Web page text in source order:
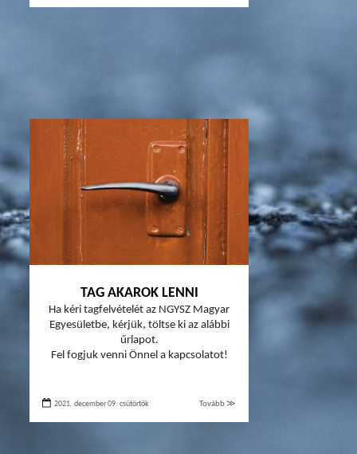
TAG AKAROK LENNI
Ha kéri tagfelvételét az NGYSZ Magyar
Egyesületbe, kérjük, töltse ki az alábbi
űrlapot.
Fel fogjuk venni Önnel a kapcsolatot!
2021. december 09. csütörtök Tovább ≫